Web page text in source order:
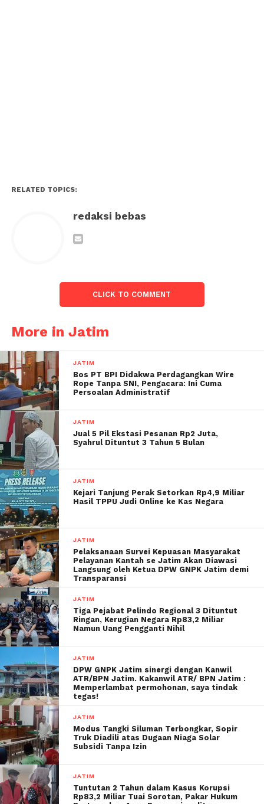
RELATED TOPICS:
redaksi bebas
CLICK TO COMMENT
More in Jatim
JATIM
Bos PT BPI Didakwa Perdagangkan Wire
Rope Tanpa SNI, Pengacara: Ini Cuma
Persoalan Administratif
JATIM
Jual 5 Pil Ekstasi Pesanan Rp2 Juta,
Syahrul Dituntut 3 Tahun 5 Bulan
JATIM
Kejari Tanjung Perak Setorkan Rp4,9 Miliar
Hasil TPPU Judi Online ke Kas Negara
JATIM
Pelaksanaan Survei Kepuasan Masyarakat
Pelayanan Kantah se Jatim Akan Diawasi
Langsung oleh Ketua DPW GNPK Jatim demi
Transparansi
JATIM
Tiga Pejabat Pelindo Regional 3 Dituntut
Ringan, Kerugian Negara Rp83,2 Miliar
Namun Uang Pengganti Nihil
JATIM
DPW GNPK Jatim sinergi dengan Kanwil
ATR/BPN Jatim. Kakanwil ATR/ BPN Jatim :
Memperlambat permohonan, saya tindak
tegas!
JATIM
Modus Tangki Siluman Terbongkar, Sopir
Truk Diadili atas Dugaan Niaga Solar
Subsidi Tanpa Izin
JATIM
Tuntutan 2 Tahun dalam Kasus Korupsi
Rp83,2 Miliar Tuai Sorotan, Pakar Hukum